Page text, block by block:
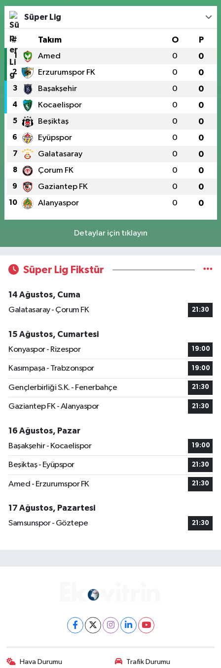
Süper Lig
# Takım O P
1 Amed 0 0
2 Erzurumspor FK 0 0
3 Başakşehir 0 0
4 Kocaelispor 0 0
5 Beşiktaş 0 0
6 Eyüpspor 0 0
7 Galatasaray 0 0
8 Çorum FK 0 0
9 Gaziantep FK 0 0
10 Alanyaspor 0 0
Detaylar için tıklayın
Süper Lig Fikstür
14 Ağustos, Cuma
Galatasaray - Çorum FK
21:30
15 Ağustos, Cumartesi
Konyaspor - Rizespor
19:00
Kasımpaşa - Trabzonspor 19:00
Gençlerbirliği S.K. - Fenerbahçe 21:30
Gaziantep FK - Alanyaspor 21:30
16 Ağustos, Pazar
Başakşehir - Kocaelispor
19:00
Beşiktaş - Eyüpspor 21:30
Amed - Erzurumspor FK 21:30
17 Ağustos, Pazartesi
Samsunspor - Göztepe
21:30
Hava Durumu Trafik Durumu